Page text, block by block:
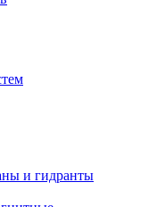
и гидранты